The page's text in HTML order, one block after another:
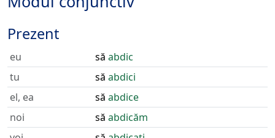
Prezent
eu să abdic
tu
să abdici
el, ea
să abdice
noi
să abdicăm